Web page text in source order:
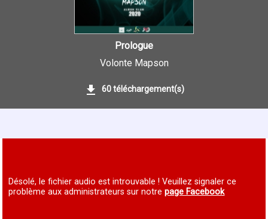
Prologue
Volonte Mapson
60 téléchargement(s)
Désolé, le fichier audio est introuvable ! Veuillez signaler ce
problème aux administrateurs sur notrepage Facebook